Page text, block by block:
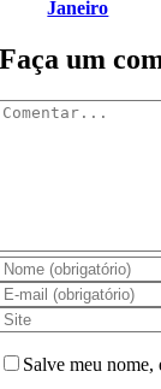
Janeiro
Faça um
Salve meu nome,